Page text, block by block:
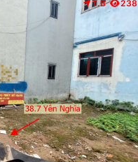
T.B 238